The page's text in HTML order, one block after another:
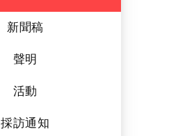
新聞稿
聲明
活動
採訪通知